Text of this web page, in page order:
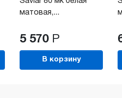
матовая,...
5 570 Р
В корзину